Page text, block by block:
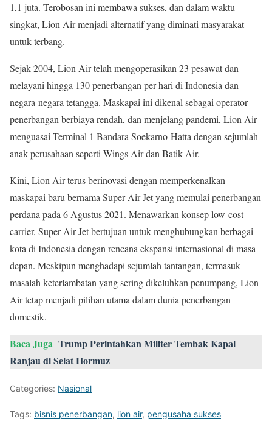
1,1 juta. Terobosan ini membawa sukses, dan dalam waktu
singkat, Lion Air menjadi alternatif yang diminati masyarakat
untuk terbang.
Sejak 2004, Lion Air telah mengoperasikan 23 pesawat dan
melayani hingga 130 penerbangan per hari di Indonesia dan
negara-negara tetangga. Maskapai ini dikenal sebagai operator
penerbangan berbiaya rendah, dan menjelang pandemi, Lion Air
menguasai Terminal 1 Bandara Soekarno-Hatta dengan sejumlah
anak perusahaan seperti Wings Air dan Batik Air.
Kini, Lion Air terus berinovasi dengan memperkenalkan
maskapai baru bernama Super Air Jet yang memulai penerbangan
perdana pada 6 Agustus 2021. Menawarkan konsep low-cost
carrier, Super Air Jet bertujuan untuk menghubungkan berbagai
kota di Indonesia dengan rencana ekspansi internasional di masa
depan. Meskipun menghadapi sejumlah tantangan, termasuk
masalah keterlambatan yang sering dikeluhkan penumpang, Lion
Air tetap menjadi pilihan utama dalam dunia penerbangan
domestik.
Baca Juga Trump Perintahkan Militer Tembak Kapal
Ranjau di Selat Hormuz
Categories: Nasional
Tags: bisnis penerbangan, lion air, pengusaha sukses